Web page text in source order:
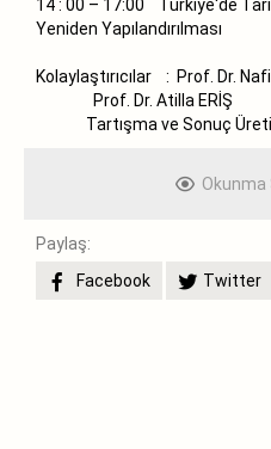
14 : 00 – 17:00 Türkiye'de
Yeniden Yapılandırılması
Kolaylaştırıcılar : Prof. Dr.
Prof. Dr. Atilla ERİŞ
Tartışma ve Sonuç
Okunma
Paylaş:
Facebook
Twitter